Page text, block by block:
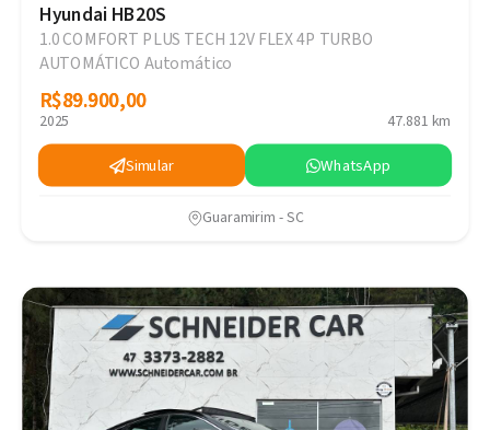
Hyundai HB20S
1.0 COMFORT PLUS TECH 12V FLEX 4P TURBO
AUTOMÁTICO Automático
R$89.900,00
R$89.900,00
2025 47.881 km
Simular WhatsApp
Guaramirim - SC